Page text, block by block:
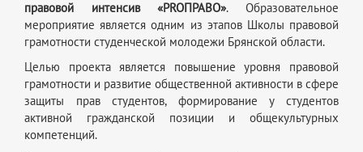
правовой интенсив «PROПРАВО». Образовательное
мероприятие является одним из этапов Школы правовой
грамотности студенческой молодежи Брянской области.
Целью проекта является повышение уровня правовой
грамотности и развитие общественной активности в сфере
защиты прав студентов, формирование у студентов
активной гражданской позиции и общекультурных
компетенций.